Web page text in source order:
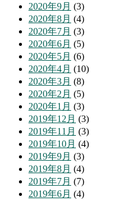
2020年9月 (3)
2020年8月 (4)
2020年7月 (3)
2020年6月 (5)
2020年5月 (6)
2020年4月 (10)
2020年3月 (8)
2020年2月 (5)
2020年1月 (3)
2019年12月 (3)
2019年11月 (3)
2019年10月 (4)
2019年9月 (3)
2019年8月 (4)
2019年7月 (7)
2019年6月 (4)